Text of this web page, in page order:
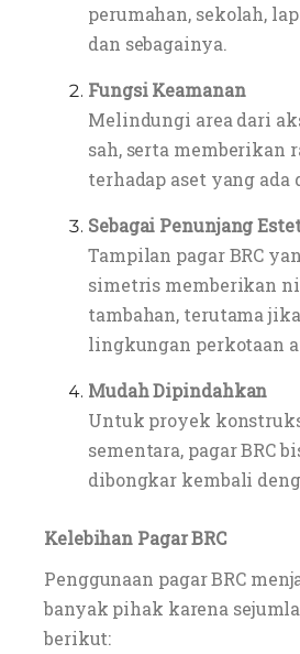
perumahan, sekolah,
dan sebagainya.
Fungsi Keamanan
Melindungi area dari
sah, serta memberikan
terhadap aset yang ada
Sebagai Penunjang
Tampilan pagar BRC
simetris memberikan
tambahan, terutama
lingkungan perkotaan
Mudah Dipindahkan
Untuk proyek
sementara, pagar BRC
dibongkar kembali
Kelebihan Pagar BRC
Penggunaan pagar BRC
banyak pihak karena
berikut: